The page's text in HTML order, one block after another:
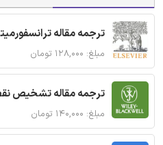
ترجمه مقاله
مبلغ: ۱۲۸,۰۰۰ تومان
ترجمه مقاله تشخیص
مبلغ: ۱۴۰,۰۰۰ تومان